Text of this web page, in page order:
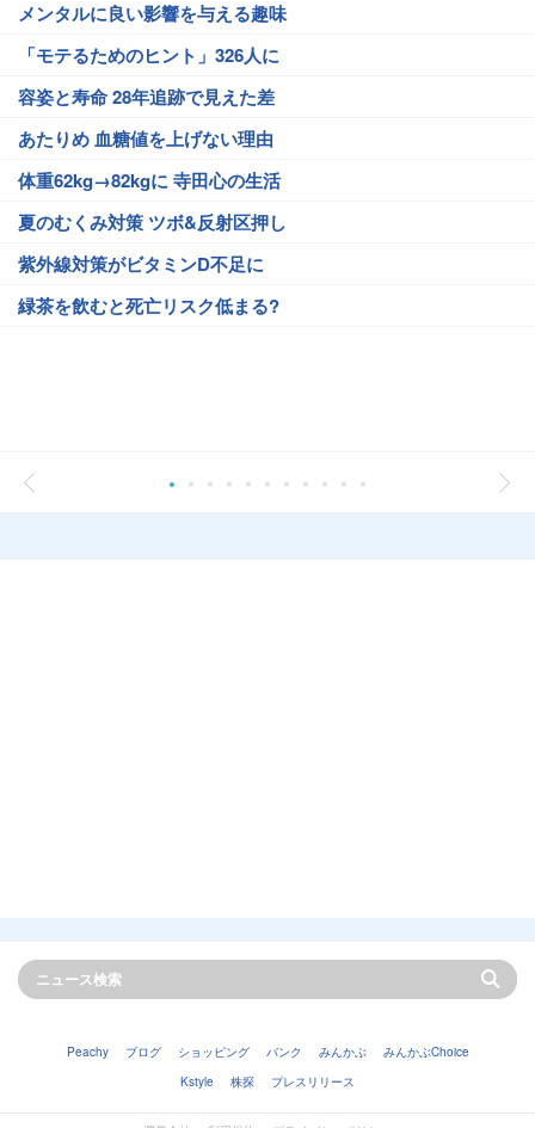
メンタルに良い影響を与える趣味
「モテるためのヒント」326人に
容姿と寿命 28年追跡で見えた差
あたりめ 血糖値を上げない理由
体重62kg→82kgに 寺田心の生活
夏のむくみ対策 ツボ&反射区押し
紫外線対策がビタミンD不足に
緑茶を飲むと死亡リスク低まる?
Peachy ブログ ショッピング バンク みんかぶ
みんかぶChoice
Kstyle
株探 プレスリリース